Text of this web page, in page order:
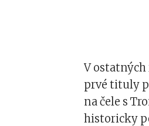
V
prvé tituly
na čele s
historicky